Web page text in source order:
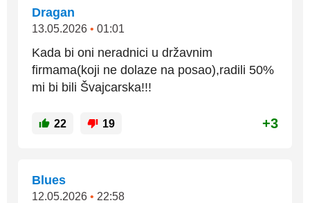
Dragan
13.05.2026 • 01:01
Kada bi oni neradnici u državnim
firmama(koji ne dolaze na posao),radili 50%
mi bi bili Švajcarska!!!
22 19 +3
Blues
12.05.2026 • 22:58